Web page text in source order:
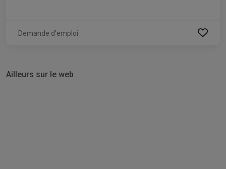
Demande d'emploi
Ailleurs sur le web